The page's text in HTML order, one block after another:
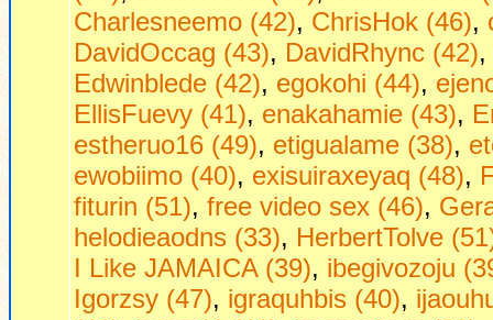
Charlesneemo (42), ChrisHok (46),
DavidOccag (43), DavidRhync (42),
Edwinblede (42), egokohi (44),
EllisFuevy (41), enakahamie (43),
estheruo16 (49), etigualame (38),
ewobiimo (40), exisuiraxeyaq (48),
fiturin (51), free video sex (46),
helodieaodns (33), HerbertTolve
I Like JAMAICA (39), ibegivozoju
Igorzsy (47), igraquhbis (40),